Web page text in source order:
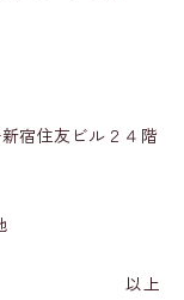
宿住友ビル２４階
以上